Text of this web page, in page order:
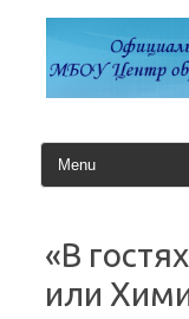
содержимому
«В
или